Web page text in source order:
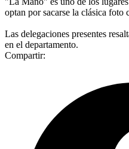
optan por sacarse la clásica foto
Las delegaciones presentes
en el departamento.
Compartir: